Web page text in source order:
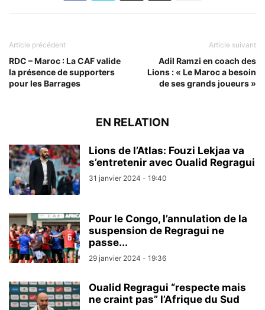
Article précédent
RDC – Maroc : La CAF valide
la présence de supporters
pour les Barrages
Article suivant
Adil Ramzi en coach des
Lions : « Le Maroc a besoin
de ses grands joueurs »
EN RELATION
Lions de l’Atlas: Fouzi Lekjaa va
s’entretenir avec Oualid Regragui
31 janvier 2024 - 19:40
Pour le Congo, l’annulation de la
suspension de Regragui ne
passe...
29 janvier 2024 - 19:36
Oualid Regragui “respecte mais
ne craint pas” l’Afrique du Sud